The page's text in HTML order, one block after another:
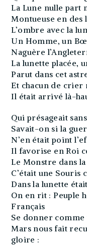
La Lune nulle part
Montueuse en des
L’ombre avec la
Un Homme, un
Naguère
La lunette placée,
Parut dans cet
Et chacun de crier
Il était arrivé là-
Qui présageait
Savait-on si la
N’en était point
Il favorise en Roi
Le Monstre dans
C’était une Souris
Dans la lunette
On en rit : Peuple
Français
Se donner comme
Mars nous fait
gloire :